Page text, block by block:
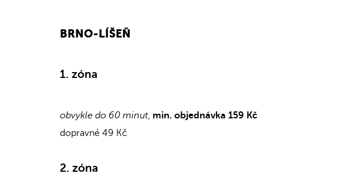
BRNO-LÍŠEŇ
1. zóna
obvykle do 60 minut, min. objednávka 159 Kč
dopravné 49 Kč
2. zóna